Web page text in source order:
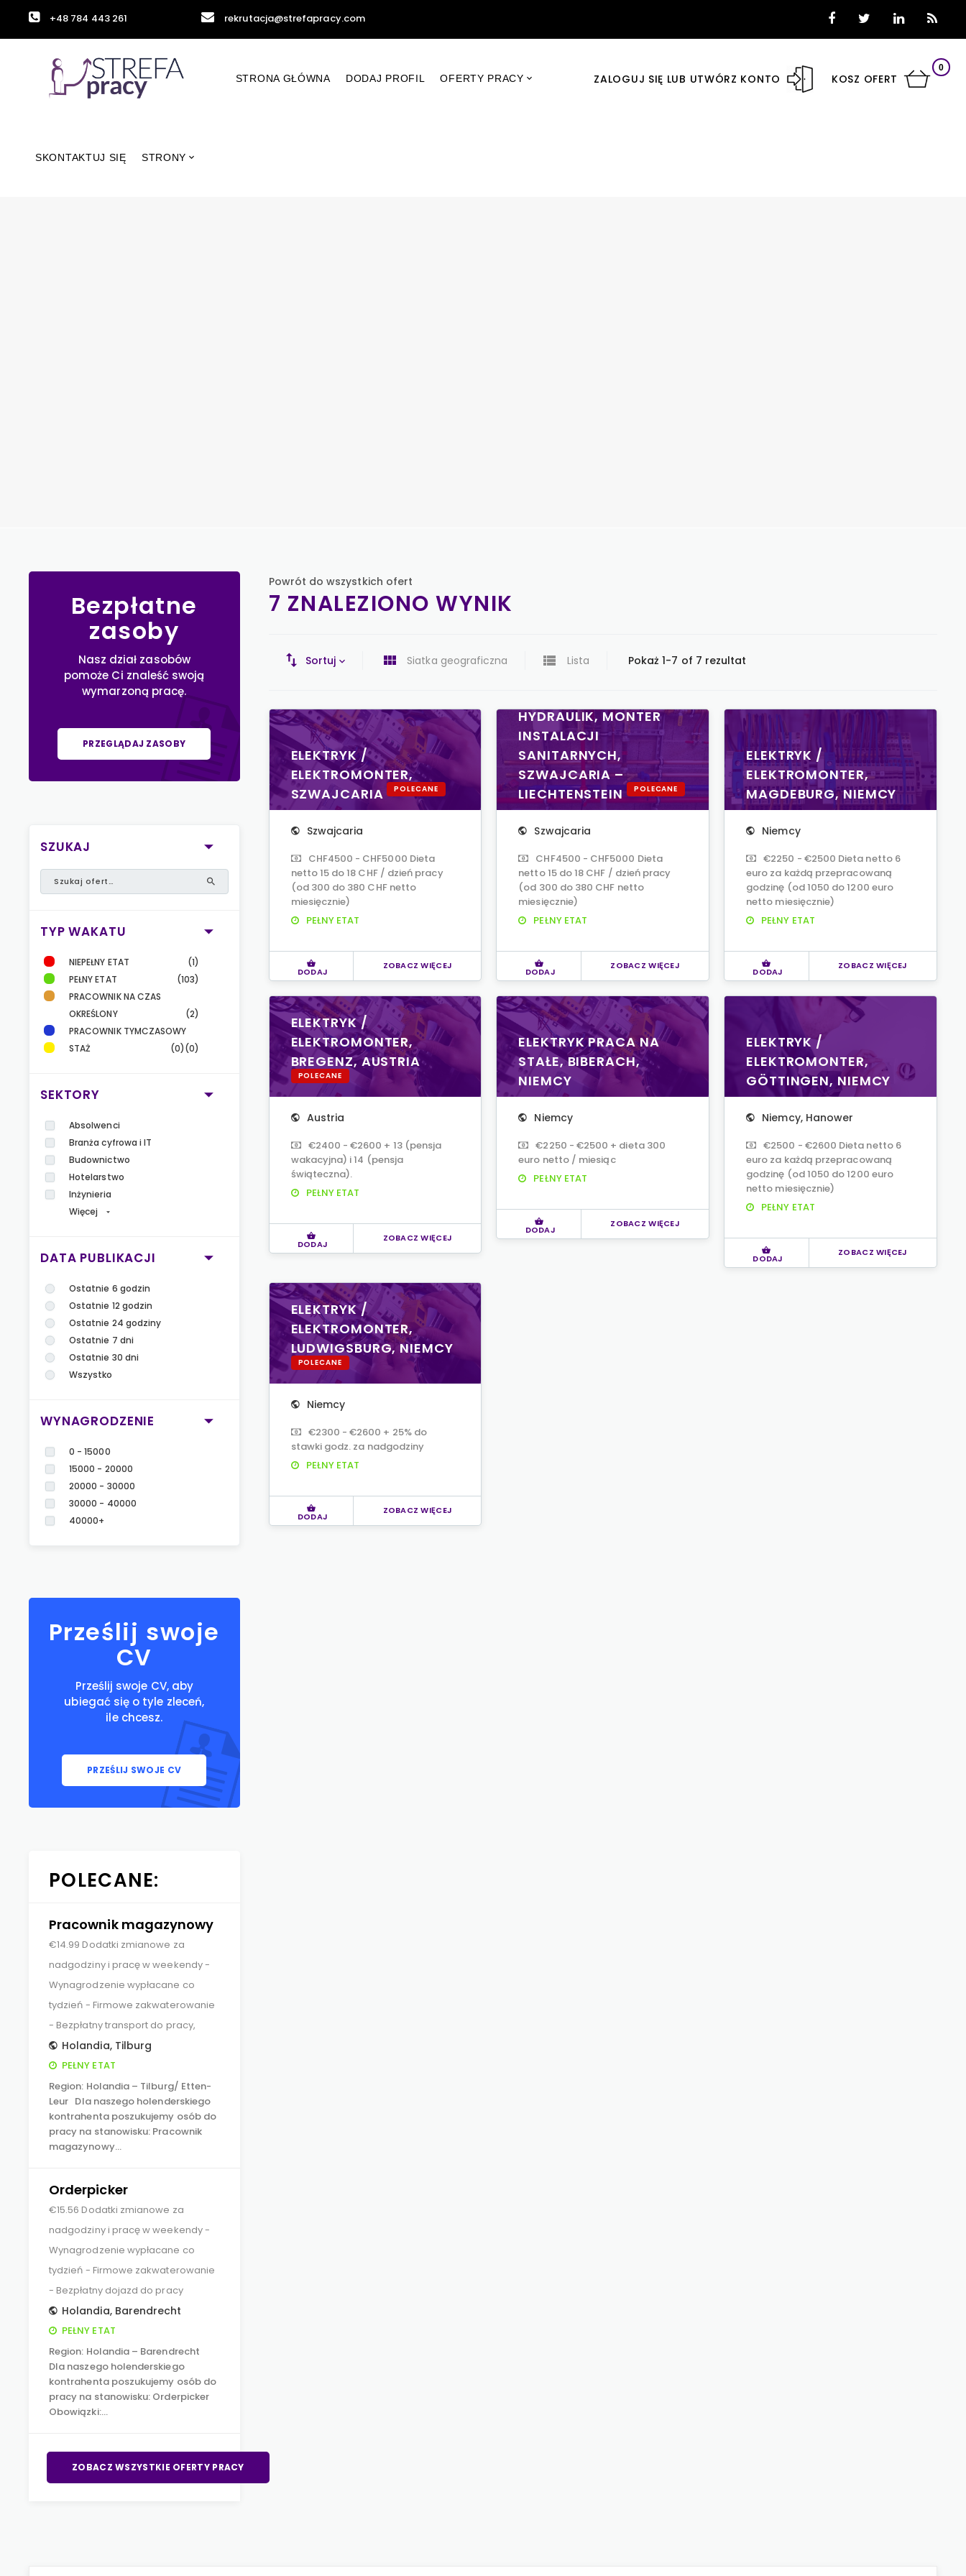
+48 784 443 261 rekrutacja@strefapracy.com
ZALOGUJ SIĘ LUB UTWÓRZ KONTO KOSZ OFERT
0
STRONA GŁÓWNA DODAJ PROFIL OFERTY PRACY
SKONTAKTUJ SIĘ STRONY
Bezpłatne
zasoby
Nasz dział zasobów
pomoże Ci znaleść swoją
wymarzoną pracę.
PRZEGLĄDAJ ZASOBY
SZUKAJ
TYP WAKATU
NIEPEŁNY ETAT
(1)
PEŁNY ETAT
(103)
PRACOWNIK NA CZAS
OKREŚLONY
(2)
PRACOWNIK TYMCZASOWY
(0)
STAŻ (0)
SEKTORY
Absolwenci
Branża cyfrowa i IT
Budownictwo
Hotelarstwo
Inżynieria
Więcej
DATA PUBLIKACJI
Ostatnie 6 godzin
Ostatnie 12 godzin
Ostatnie 24 godziny
Ostatnie 7 dni
Ostatnie 30 dni
Wszystko
WYNAGRODZENIE
0 - 15000
15000 - 20000
20000 - 30000
30000 - 40000
40000+
Prześlij swoje
CV
Prześlij swoje CV, aby
ubiegać się o tyle zleceń,
ile chcesz.
PRZEŚLIJ SWOJE CV
POLECANE:
Pracownik magazynowy
€14.99 Dodatki zmianowe za
nadgodziny i pracę w weekendy -
Wynagrodzenie wypłacane co
tydzień - Firmowe zakwaterowanie
- Bezpłatny transport do pracy,
Holandia, Tilburg
PEŁNY ETAT
Region: Holandia – Tilburg/ Etten-
Leur Dla naszego holenderskiego
kontrahenta poszukujemy osób do
pracy na stanowisku: Pracownik
magazynowy…
Orderpicker
€15.56 Dodatki zmianowe za
nadgodziny i pracę w weekendy -
Wynagrodzenie wypłacane co
tydzień - Firmowe zakwaterowanie
- Bezpłatny dojazd do pracy
Holandia, Barendrecht
PEŁNY ETAT
Region: Holandia – Barendrecht
Dla naszego holenderskiego
kontrahenta poszukujemy osób do
pracy na stanowisku: Orderpicker
Obowiązki:…
ZOBACZ WSZYSTKIE OFERTY PRACY
Powrót do wszystkich ofert
7 ZNALEZIONO WYNIK
Sortuj Siatka geograficzna Lista Pokaż 1-7 of 7 rezultat
ELEKTRYK /
ELEKTROMONTER,
SZWAJCARIA
POLECANE
Szwajcaria
CHF4500 - CHF5000 Dieta
netto 15 do 18 CHF / dzień pracy
(od 300 do 380 CHF netto
miesięcznie)
PEŁNY ETAT
DODAJ
ZOBACZ WIĘCEJ
HYDRAULIK, MONTER
INSTALACJI
SANITARNYCH,
SZWAJCARIA –
LIECHTENSTEIN
POLECANE
Szwajcaria
CHF4500 - CHF5000 Dieta
netto 15 do 18 CHF / dzień pracy
(od 300 do 380 CHF netto
miesięcznie)
PEŁNY ETAT
DODAJ
ZOBACZ WIĘCEJ
ELEKTRYK /
ELEKTROMONTER,
MAGDEBURG, NIEMCY
Niemcy
€2250 - €2500 Dieta netto 6
euro za każdą przepracowaną
godzinę (od 1050 do 1200 euro
netto miesięcznie)
PEŁNY ETAT
DODAJ
ZOBACZ WIĘCEJ
ELEKTRYK /
ELEKTROMONTER,
BREGENZ, AUSTRIA
POLECANE
Austria
€2400 - €2600 + 13 (pensja
wakacyjna) i 14 (pensja
świąteczna).
PEŁNY ETAT
DODAJ
ZOBACZ WIĘCEJ
ELEKTRYK PRACA NA
STAŁE, BIBERACH,
NIEMCY
Niemcy
€2250 - €2500 + dieta 300
euro netto / miesiąc
PEŁNY ETAT
DODAJ
ZOBACZ WIĘCEJ
ELEKTRYK /
ELEKTROMONTER,
GÖTTINGEN, NIEMCY
Niemcy, Hanower
€2500 - €2600 Dieta netto 6
euro za każdą przepracowaną
godzinę (od 1050 do 1200 euro
netto miesięcznie)
PEŁNY ETAT
DODAJ
ZOBACZ WIĘCEJ
ELEKTRYK /
ELEKTROMONTER,
LUDWIGSBURG, NIEMCY
POLECANE
Niemcy
€2300 - €2600 + 25% do
stawki godz. za nadgodziny
PEŁNY ETAT
DODAJ
ZOBACZ WIĘCEJ